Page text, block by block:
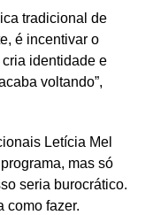
tradicional de
é incentivar o
identidade e
voltando”,
Letícia Mel
mas só
seria burocrático.
como fazer.